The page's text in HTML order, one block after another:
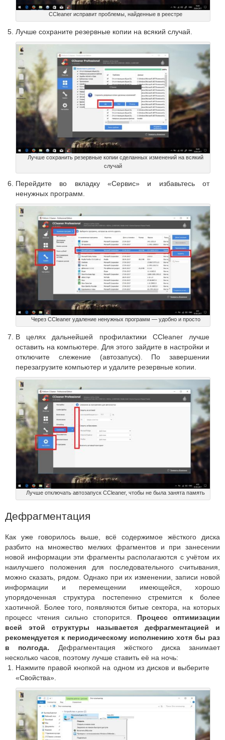
CCleaner исправит проблемы, найденные в реестре
Лучше сохраните резервные копии на всякий случай.
Лучше сохранить резервные копии сделанных изменений на всякий
случай
Перейдите во вкладку «Сервис» и избавьтесь от
ненужных программ.
Через CCleaner удаление ненужных программ — удобно и просто
В целях дальнейшей профилактики CCleaner лучше
оставить на компьютере. Для этого зайдите в настройки и
отключите слежение (автозапуск). По завершении
перезагрузите компьютер и удалите резервные копии.
Лучше отключать автозапуск CCleaner, чтобы не была занята память
Дефрагментация
Как уже говорилось выше, всё содержимое жёсткого диска
разбито на множество мелких фрагментов и при занесении
новой информации эти фрагменты располагаются с учётом их
наилучшего положения для последовательного считывания,
можно сказать, рядом. Однако при их изменении, записи новой
информации и перемещении имеющейся, хорошо
упорядоченная структура постепенно стремится к более
хаотичной. Более того, появляются битые сектора, на которых
процесс чтения сильно стопорится. Процесс оптимизации
всей этой структуры называется дефрагментацией и
рекомендуется к периодическому исполнению хотя бы раз
в полгода. Дефрагментация жёсткого диска занимает
несколько часов, поэтому лучше ставить её на ночь:
Нажмите правой кнопкой на одном из дисков и выберите
«Свойства».